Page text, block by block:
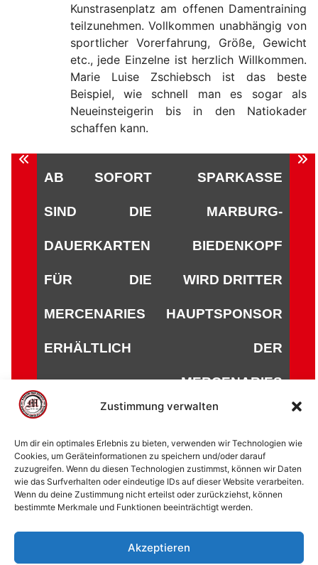
Zustimmung verwalten
Um dir ein optimales Erlebnis zu bieten, verwenden wir Technologien wie
Cookies, um Geräteinformationen zu speichern und/oder darauf
zuzugreifen. Wenn du diesen Technologien zustimmst, können wir Daten
wie das Surfverhalten oder eindeutige IDs auf dieser Website verarbeiten.
Wenn du deine Zustimmung nicht erteilst oder zurückziehst, können
bestimmte Merkmale und Funktionen beeinträchtigt werden.
Akzeptieren
Kunstrasenplatz am offenen Damentraining
teilzunehmen. Vollkommen unabhängig von
sportlicher Vorerfahrung, Größe, Gewicht
etc., jede Einzelne ist herzlich Willkommen.
Marie Luise Zschiebsch ist das beste
Beispiel, wie schnell man es sogar als
Neueinsteigerin bis in den Natiokader
schaffen kann.
Beitragsnavigation
AB SOFORT
SIND DIE
DAUERKARTEN
FÜR DIE
MERCENARIES
ERHÄLTLICH
SPARKASSE
MARBURG-
BIEDENKOPF
WIRD DRITTER
HAUPTSPONSOR
DER
MERCENARIES
© 2002 - 2026 American Football Verein Marburg
Mercenaries e.V. |die Stadt Marburg|Impressum
Datenschutzerklärung|Cookie-Richtlinie (EU)
Kontakt